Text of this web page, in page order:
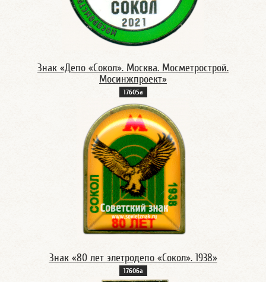
Знак «Депо «Сокол». Москва. Мосметрострой.
Мосинжпроект»
17605а
Знак «80 лет элетродепо «Сокол». 1938»
17606а